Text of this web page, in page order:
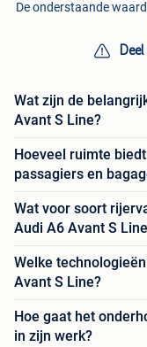
De onderstaande
Wat zijn de
Avant S Line?
Hoeveel ruimte
passagiers en
Wat voor soort
Audi A6 Avant S
Welke
Avant S Line?
Hoe gaat het
in zijn werk?